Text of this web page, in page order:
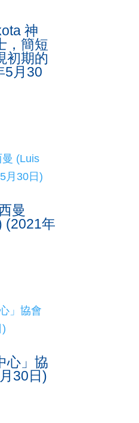
神
，簡短
初期的
5月30
曼
(2021年
心」協
30日)